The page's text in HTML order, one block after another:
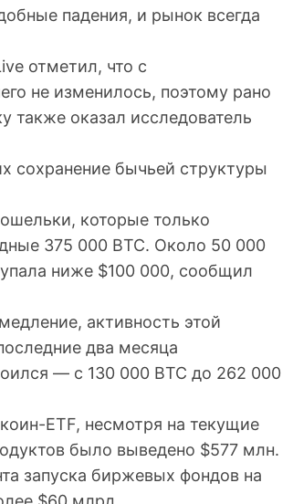
падения, и рынок всегда
отметил, что с
не изменилось, поэтому рано
также оказал исследователь
сохранение бычьей структуры
которые только
375 000 BTC. Около 50 000
ниже $100 000, сообщил
активность этой
два месяца
— с 130 000 BTC до 262 000
ETF, несмотря на текущие
было выведено $577 млн.
запуска биржевых фондов на